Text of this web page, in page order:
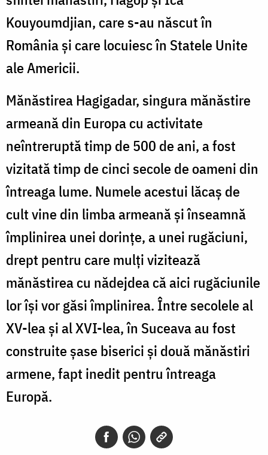
Kouyoumdjian, care s-au născut în
România şi care locuiesc în Statele Unite
ale Americii.
Mănăstirea Hagigadar, singura mănăstire
armeană din Europa cu activitate
neîntreruptă timp de 500 de ani, a fost
vizitată timp de cinci secole de oameni din
întreaga lume. Numele acestui lăcaş de
cult vine din limba armeană şi înseamnă
împlinirea unei dorinţe, a unei rugăciuni,
drept pentru care mulţi vizitează
mănăstirea cu nădejdea că aici rugăciunile
lor îşi vor găsi împlinirea. Între secolele al
XV-lea şi al XVI-lea, în Suceava au fost
construite şase biserici şi două mănăstiri
armene, fapt inedit pentru întreaga
Europă.